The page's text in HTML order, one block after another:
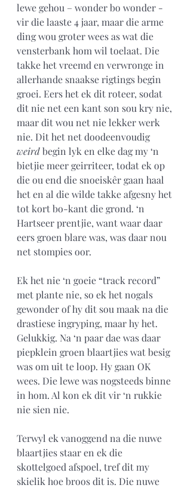
lewe gehou – wonder bo wonder -
vir die laaste 4 jaar, maar die arme
ding wou groter wees as wat die
vensterbank hom wil toelaat. Die
takke het vreemd en verwronge in
allerhande snaakse rigtings begin
groei. Eers het ek dit roteer, sodat
dit nie net een kant son sou kry nie,
maar dit wou net nie lekker werk
nie. Dit het net doodeenvoudig
weird begin lyk en elke dag my ‘n
bietjie meer geirriteer, todat ek op
die ou end die snoeiskêr gaan haal
het en al die wilde takke afgesny het
tot kort bo-kant die grond. ‘n
Hartseer prentjie, want waar daar
eers groen blare was, was daar nou
net stompies oor.
Ek het nie ‘n goeie “track record”
met plante nie, so ek het nogals
gewonder of hy dit sou maak na die
drastiese ingryping, maar hy het.
Gelukkig. Na ‘n paar dae was daar
piepklein groen blaartjies wat besig
was om uit te loop. Hy gaan OK
wees. Die lewe was nogsteeds binne
in hom. Al kon ek dit vir ‘n rukkie
nie sien nie.
Terwyl ek vanoggend na die nuwe
blaartjies staar en ek die
skottelgoed afspoel, tref dit my
skielik hoe broos dit is. Die nuwe